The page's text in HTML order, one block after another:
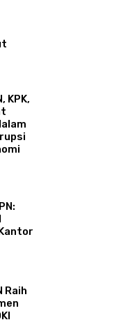
KPK,
Raih